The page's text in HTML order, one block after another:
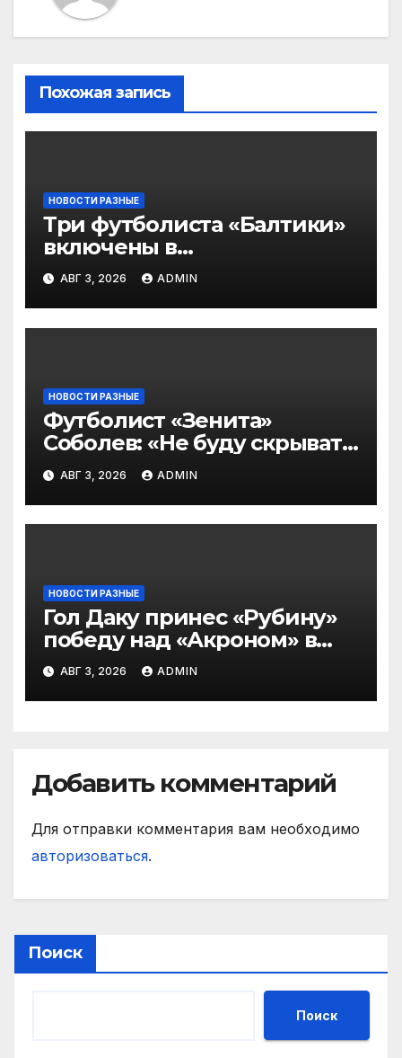
Похожая запись
НОВОСТИ РАЗНЫЕ
Три футболиста «Балтики»
включены в
символическую сборную
2‑го тура РПЛ по версии
подписчиков МАТЧ
ПРЕМЬЕР
АВГ 3, 2026 ADMIN
НОВОСТИ РАЗНЫЕ
Футболист «Зенита»
Соболев: «Не буду скрывать
— в Оренбурге всегда
тяжело играть»
АВГ 3, 2026 ADMIN
НОВОСТИ РАЗНЫЕ
Гол Даку принес «Рубину»
победу над «Акроном» в
матче РПЛ
АВГ 3, 2026 ADMIN
Добавить комментарий
Для отправки комментария вам необходимо
авторизоваться.
Поиск
Поиск